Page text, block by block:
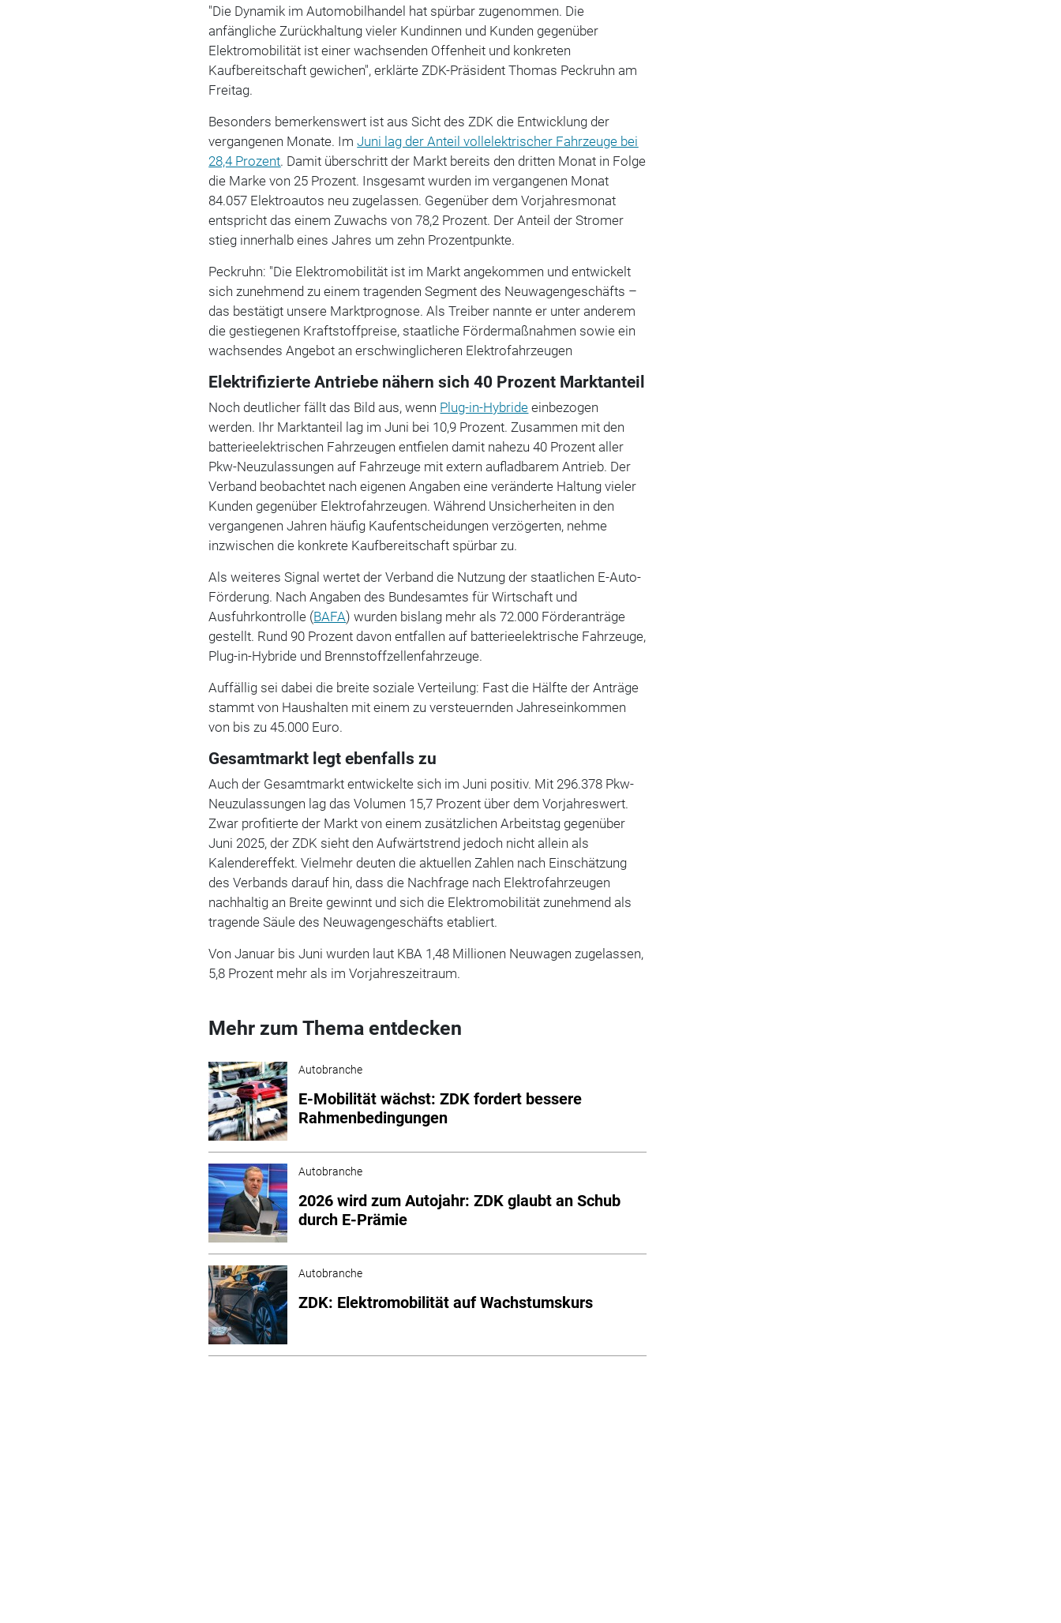
"Die Dynamik im Automobilhandel hat spürbar zugenommen. Die
anfängliche Zurückhaltung vieler Kundinnen und Kunden gegenüber
Elektromobilität ist einer wachsenden Offenheit und konkreten
Kaufbereitschaft gewichen", erklärte ZDK-Präsident Thomas Peckruhn am
Freitag.
Besonders bemerkenswert ist aus Sicht des ZDK die Entwicklung der
vergangenen Monate. ImJuni lag der Anteil vollelektrischer Fahrzeuge bei
28,4 Prozent. Damit überschritt der Markt bereits den dritten Monat in Folge
die Marke von 25 Prozent. Insgesamt wurden im vergangenen Monat
84.057 Elektroautos neu zugelassen. Gegenüber dem Vorjahresmonat
entspricht das einem Zuwachs von 78,2 Prozent. Der Anteil der Stromer
stieg innerhalb eines Jahres um zehn Prozentpunkte.
Peckruhn: "Die Elektromobilität ist im Markt angekommen und entwickelt
sich zunehmend zu einem tragenden Segment des Neuwagengeschäfts –
das bestätigt unsere Marktprognose. Als Treiber nannte er unter anderem
die gestiegenen Kraftstoffpreise, staatliche Fördermaßnahmen sowie ein
wachsendes Angebot an erschwinglicheren Elektrofahrzeugen
Elektrifizierte Antriebe nähern sich 40 Prozent Marktanteil
Noch deutlicher fällt das Bild aus, wenn Plug-in-Hybride einbezogen
werden. Ihr Marktanteil lag im Juni bei 10,9 Prozent. Zusammen mit den
batterieelektrischen Fahrzeugen entfielen damit nahezu 40 Prozent aller
Pkw-Neuzulassungen auf Fahrzeuge mit extern aufladbarem Antrieb. Der
Verband beobachtet nach eigenen Angaben eine veränderte Haltung vieler
Kunden gegenüber Elektrofahrzeugen. Während Unsicherheiten in den
vergangenen Jahren häufig Kaufentscheidungen verzögerten, nehme
inzwischen die konkrete Kaufbereitschaft spürbar zu.
Als weiteres Signal wertet der Verband die Nutzung der staatlichen E-Auto-
Förderung. Nach Angaben des Bundesamtes für Wirtschaft und
Ausfuhrkontrolle (BAFA) wurden bislang mehr als 72.000 Förderanträge
gestellt. Rund 90 Prozent davon entfallen auf batterieelektrische Fahrzeuge,
Plug-in-Hybride und Brennstoffzellenfahrzeuge.
Auffällig sei dabei die breite soziale Verteilung: Fast die Hälfte der Anträge
stammt von Haushalten mit einem zu versteuernden Jahreseinkommen
von bis zu 45.000 Euro.
Gesamtmarkt legt ebenfalls zu
Auch der Gesamtmarkt entwickelte sich im Juni positiv. Mit 296.378 Pkw-
Neuzulassungen lag das Volumen 15,7 Prozent über dem Vorjahreswert.
Zwar profitierte der Markt von einem zusätzlichen Arbeitstag gegenüber
Juni 2025, der ZDK sieht den Aufwärtstrend jedoch nicht allein als
Kalendereffekt. Vielmehr deuten die aktuellen Zahlen nach Einschätzung
des Verbands darauf hin, dass die Nachfrage nach Elektrofahrzeugen
nachhaltig an Breite gewinnt und sich die Elektromobilität zunehmend als
tragende Säule des Neuwagengeschäfts etabliert.
Von Januar bis Juni wurden laut KBA 1,48 Millionen Neuwagen zugelassen,
5,8 Prozent mehr als im Vorjahreszeitraum.
Mehr zum Thema entdecken
Autobranche
E-Mobilität wächst: ZDK fordert bessere
Rahmenbedingungen
Autobranche
2026 wird zum Autojahr: ZDK glaubt an Schub
durch E-Prämie
Autobranche
ZDK: Elektromobilität auf Wachstumskurs